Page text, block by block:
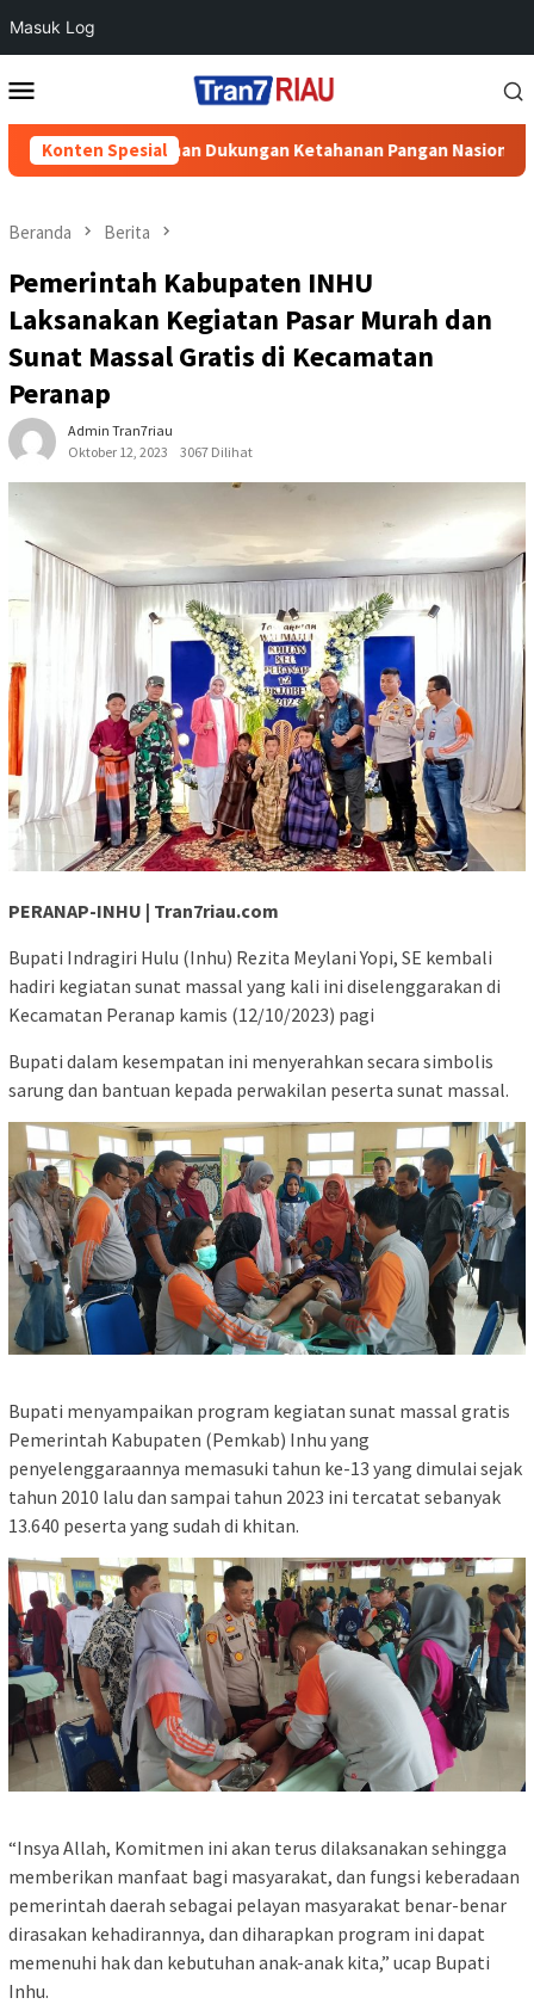
Masuk Log
ke
Mobile
Konten Spesial
Dukungan Ketahanan Pangan Nasional Perkuat
Beranda Berita
Pemerintah Kabupaten INHU
Laksanakan Kegiatan Pasar Murah dan
Sunat Massal Gratis di Kecamatan
Peranap
Admin Tran7riau
Oktober 12, 2023
3067 Dilihat
PERANAP-INHU | Tran7riau.com
Bupati Indragiri Hulu (Inhu) Rezita Meylani Yopi, SE kembali
hadiri kegiatan sunat massal yang kali ini diselenggarakan di
Kecamatan Peranap kamis (12/10/2023) pagi
Bupati dalam kesempatan ini menyerahkan secara simbolis
sarung dan bantuan kepada perwakilan peserta sunat massal.
Bupati menyampaikan program kegiatan sunat massal gratis
Pemerintah Kabupaten (Pemkab) Inhu yang
penyelenggaraannya memasuki tahun ke-13 yang dimulai sejak
tahun 2010 lalu dan sampai tahun 2023 ini tercatat sebanyak
13.640 peserta yang sudah di khitan.
“Insya Allah, Komitmen ini akan terus dilaksanakan sehingga
memberikan manfaat bagi masyarakat, dan fungsi keberadaan
pemerintah daerah sebagai pelayan masyarakat benar-benar
dirasakan kehadirannya, dan diharapkan program ini dapat
memenuhi hak dan kebutuhan anak-anak kita,” ucap Bupati
Inhu.